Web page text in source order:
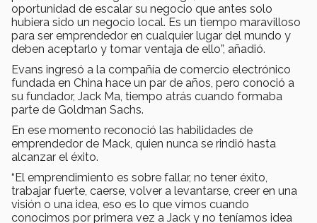
oportunidad de escalar su negocio que antes solo
hubiera sido un negocio local. Es un tiempo maravilloso
para ser emprendedor en cualquier lugar del mundo y
deben aceptarlo y tomar ventaja de ello”, añadió.
Evans ingresó a la compañía de comercio electrónico
fundada en China hace un par de años, pero conoció a
su fundador, Jack Ma, tiempo atrás cuando formaba
parte de Goldman Sachs.
En ese momento reconoció las habilidades de
emprendedor de Mack, quien nunca se rindió hasta
alcanzar el éxito.
“El emprendimiento es sobre fallar, no tener éxito,
trabajar fuerte, caerse, volver a levantarse, creer en una
visión o una idea, eso es lo que vimos cuando
conocimos por primera vez a Jack y no teníamos idea